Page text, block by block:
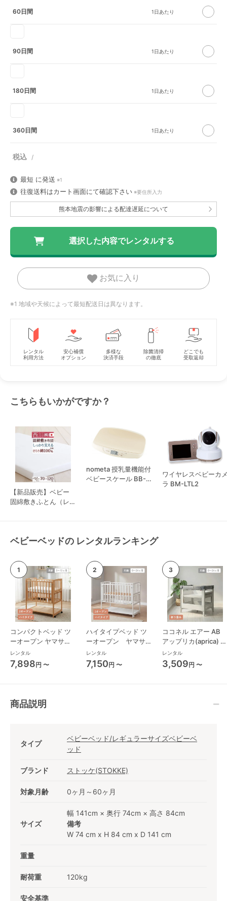
60日間
90日間
180日間
360日間
最短 に発送 ※1
往復送料はカート画面にて確認下さい ※要住所入力
熊本地震の影響による配達遅延について
お気に入り
※1 地域や天候によって最短配送日は異なります。
レンタル
利用方法
安心補償
オプション
多様な
決済手段
除菌清掃
の徹底
どこでも
受取返却
こちらもいかがですか？
【新品販売】ベビー
固綿敷きふとん（レギ
nometa 授乳量機能付
ベビースケール BB-
ワイヤレスベビーカ
ラ BM-LTL2
ベビーベッドの レンタルランキング
コンパクトベッド ツ
ーオープン ヤマサキ
(Yamasaki) ミニサイ
ズ/コンパクトベビー
ベッド
レンタル
7,898円 〜
ハイタイプベッド ツ
ーオープン ヤマサキ
(Yamasaki) レギュラ
ーサイズベビーベッド
レンタル
7,150円 〜
ココネル エアー AB
アップリカ(aprica) ミ
ニサイズ/コンパクト
ベビーベッド
レンタル
3,509円 〜
商品説明
タイプ
ベビーベッド/レギュラーサイズベビーベ
ッド
ブランド ストッケ(STOKKE)
対象月齢 0ヶ月～60ヶ月
サイズ
幅 141cm × 奥行 74cm × 高さ 84cm
備考
W 74 cm x H 84 cm x D 141 cm
重量
耐荷重 120kg
安全基準